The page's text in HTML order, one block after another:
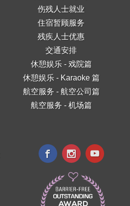
伤残人士就业
住宿暂顾服务
残疾人士优惠
交通安排
休憩娱乐 - 戏院篇
休憩娱乐 - Karaoke 篇
航空服务 - 航空公司篇
航空服务 - 机场篇